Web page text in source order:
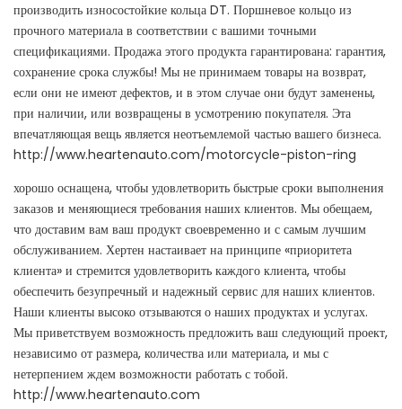
производить износостойкие кольца DT. Поршневое кольцо из
прочного материала в соответствии с вашими точными
спецификациями. Продажа этого продукта гарантирована: гарантия,
сохранение срока службы! Мы не принимаем товары на возврат,
если они не имеют дефектов, и в этом случае они будут заменены,
при наличии, или возвращены в усмотрению покупателя. Эта
впечатляющая вещь является неотъемлемой частью вашего бизнеса.
http://www.heartenauto.com/motorcycle-piston-ring
хорошо оснащена, чтобы удовлетворить быстрые сроки выполнения
заказов и меняющиеся требования наших клиентов. Мы обещаем,
что доставим вам ваш продукт своевременно и с самым лучшим
обслуживанием. Хертен настаивает на принципе «приоритета
клиента» и стремится удовлетворить каждого клиента, чтобы
обеспечить безупречный и надежный сервис для наших клиентов.
Наши клиенты высоко отзываются о наших продуктах и ​​услугах.
Мы приветствуем возможность предложить ваш следующий проект,
независимо от размера, количества или материала, и мы с
нетерпением ждем возможности работать с тобой.
http://www.heartenauto.com